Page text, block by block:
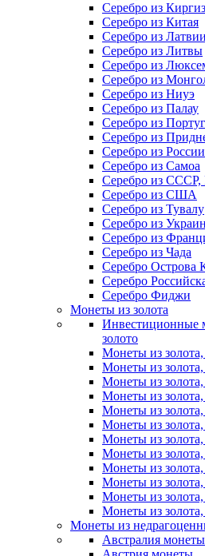
Серебро из
Серебро из Китая
Серебро из Латвии
Серебро из Литвы
Серебро из
Серебро из
Серебро из Ниуэ
Серебро из Палау
Серебро из
Серебро из
Серебро из России
Серебро из Самоа
Серебро из
Серебро из США
Серебро из Тувалу
Серебро из
Серебро из
Серебро из Чада
Серебро Острова
Серебро
Серебро Фиджи
Монеты из золота
Инвестиционные
золото
Монеты из
Монеты из золота,
Монеты из
Монеты из
Монеты из золота,
Монеты из
Монеты из
Монеты из
Монеты из
Монеты из
Монеты из
Монеты из
Монеты из
Австралия монеты